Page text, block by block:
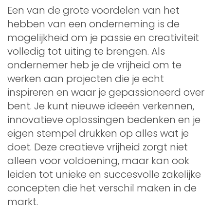
Een van de grote voordelen van het
hebben van een onderneming is de
mogelijkheid om je passie en creativiteit
volledig tot uiting te brengen. Als
ondernemer heb je de vrijheid om te
werken aan projecten die je echt
inspireren en waar je gepassioneerd over
bent. Je kunt nieuwe ideeën verkennen,
innovatieve oplossingen bedenken en je
eigen stempel drukken op alles wat je
doet. Deze creatieve vrijheid zorgt niet
alleen voor voldoening, maar kan ook
leiden tot unieke en succesvolle zakelijke
concepten die het verschil maken in de
markt.